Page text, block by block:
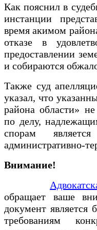
Как пояснил в
инстанции
время акимом
отказе в
предоставлении
и собираются
Также суд
указал, что
района области»
по делу,
спорам
административно-
Внимание!
обращает ваше
документ является
требованиям